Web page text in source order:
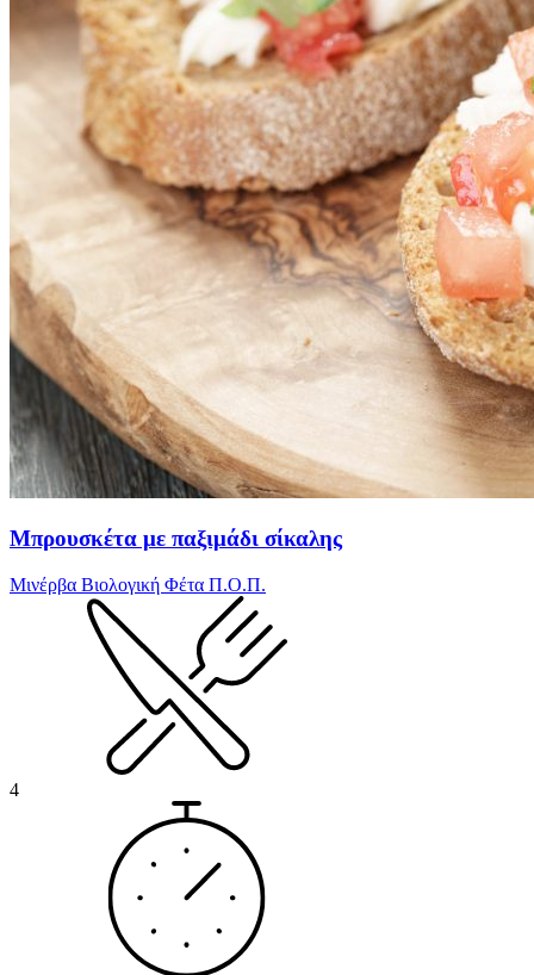
Μπρουσκέτα με παξιμάδι σίκαλης
Μινέρβα Βιολογική Φέτα Π.Ο.Π.
4